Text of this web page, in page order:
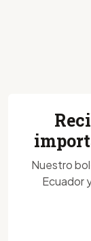
Nuestro
Ecuador